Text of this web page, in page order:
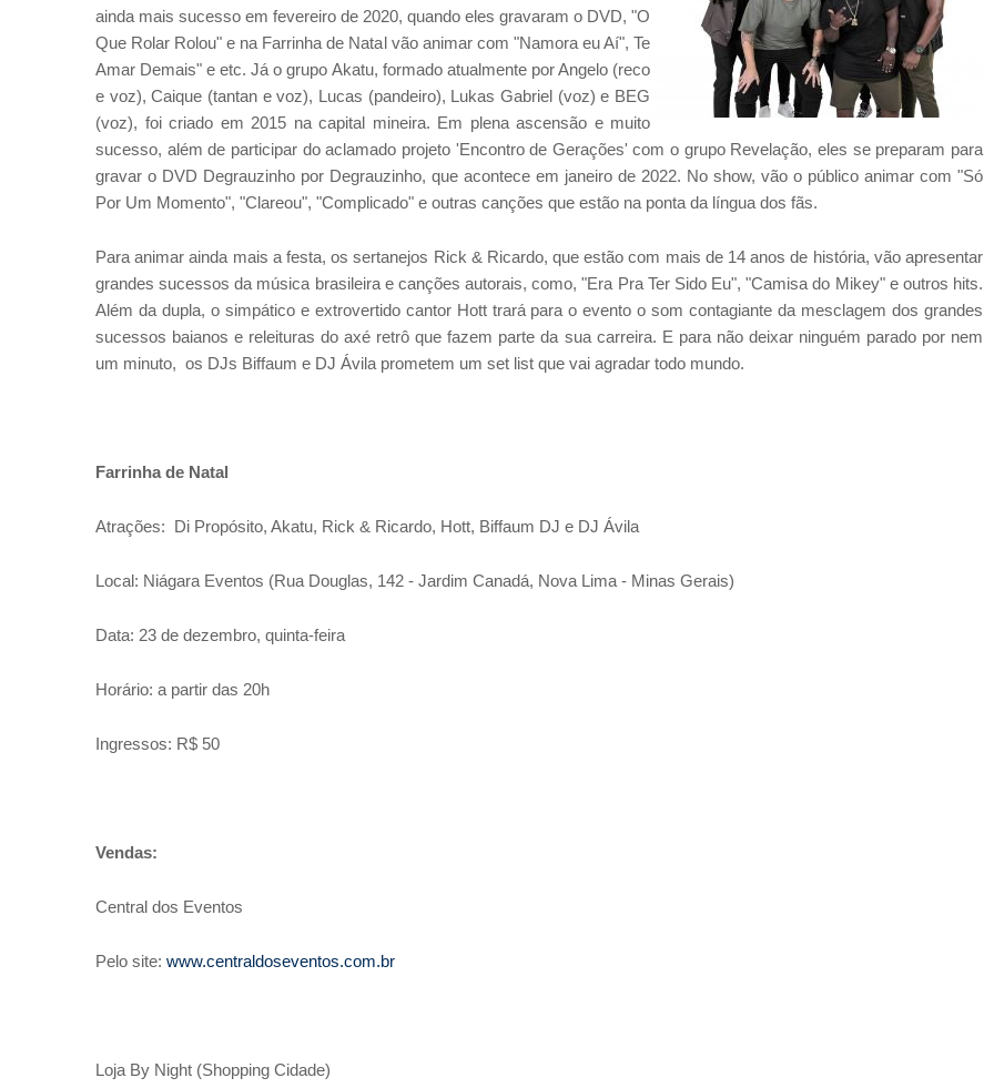
ainda mais sucesso em fevereiro de 2020, quando eles gravaram o DVD, "O
Que Rolar Rolou" e na Farrinha de Natal vão animar com "Namora eu Aí", Te
Amar Demais" e etc. Já o grupo Akatu, formado atualmente por Angelo (reco
e voz), Caique (tantan e voz), Lucas (pandeiro), Lukas Gabriel (voz) e BEG
(voz), foi criado em 2015 na capital mineira. Em plena ascensão e muito
sucesso, além de participar do aclamado projeto 'Encontro de Gerações' com o grupo Revelação, eles se preparam para
gravar o DVD Degrauzinho por Degrauzinho, que acontece em janeiro de 2022. No show, vão o público animar com "Só
Por Um Momento", "Clareou", "Complicado" e outras canções que estão na ponta da língua dos fãs.
Para animar ainda mais a festa, os sertanejos Rick & Ricardo, que estão com mais de 14 anos de história, vão apresentar
grandes sucessos da música brasileira e canções autorais, como, "Era Pra Ter Sido Eu", "Camisa do Mikey" e outros hits.
Além da dupla, o simpático e extrovertido cantor Hott trará para o evento o som contagiante da mesclagem dos grandes
sucessos baianos e releituras do axé retrô que fazem parte da sua carreira. E para não deixar ninguém parado por nem
um minuto, os DJs Biffaum e DJ Ávila prometem um set list que vai agradar todo mundo.
Farrinha de Natal
Atrações: Di Propósito, Akatu, Rick & Ricardo, Hott, Biffaum DJ e DJ Ávila
Local: Niágara Eventos (Rua Douglas, 142 - Jardim Canadá, Nova Lima - Minas Gerais)
Data: 23 de dezembro, quinta-feira
Horário: a partir das 20h
Ingressos: R$ 50
Vendas:
Central dos Eventos
Pelo site: www.centraldoseventos.com.br
Loja By Night (Shopping Cidade)